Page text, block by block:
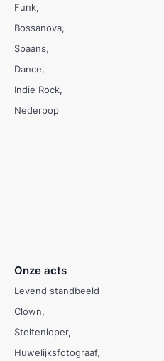
Funk
Bossanova
Spaans
Dance
Indie Rock
Nederpop
Onze acts
Levend standbeeld
Clown
Steltenloper
Huwelijksfotograaf